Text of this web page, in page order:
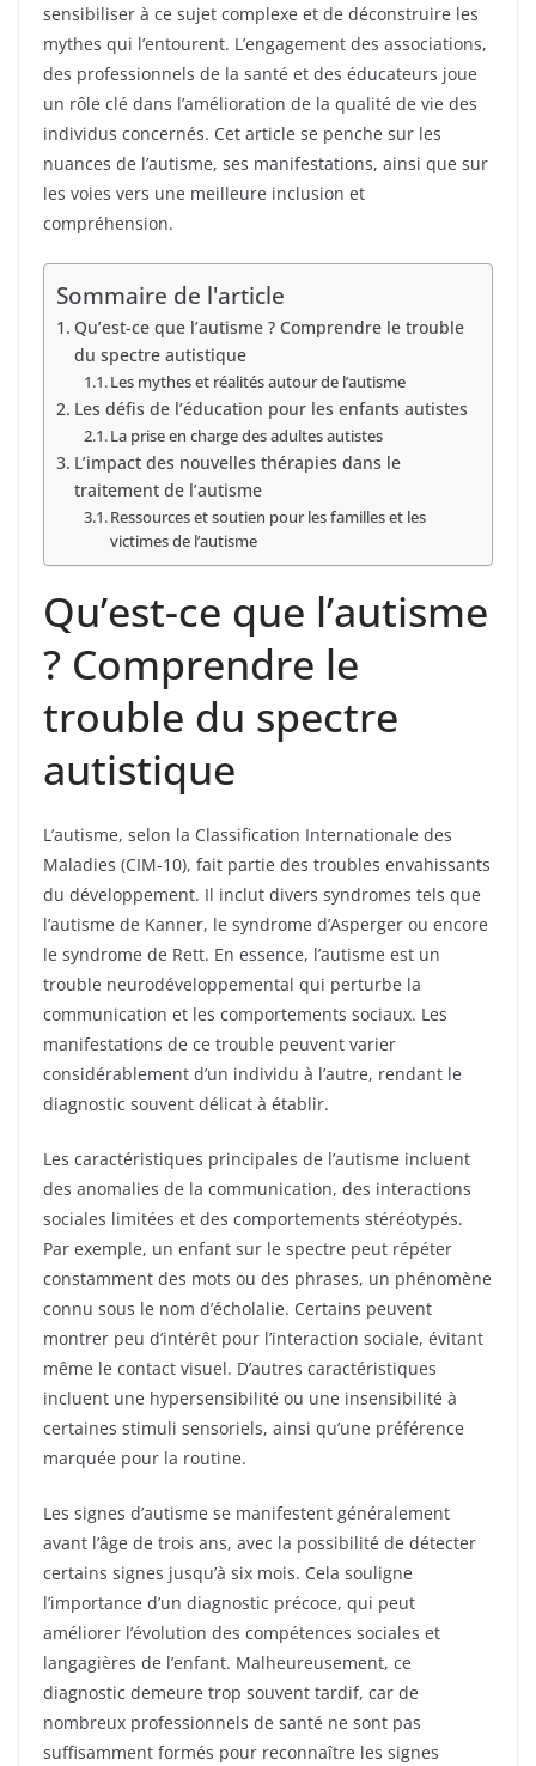
sensibiliser à ce sujet complexe et de déconstruire les
mythes qui l’entourent. L’engagement des associations,
des professionnels de la santé et des éducateurs joue
un rôle clé dans l’amélioration de la qualité de vie des
individus concernés. Cet article se penche sur les
nuances de l’autisme, ses manifestations, ainsi que sur
les voies vers une meilleure inclusion et
compréhension.
Sommaire de l'article
Qu’est-ce que l’autisme ? Comprendre le trouble
du spectre autistique
Les mythes et réalités autour de l’autisme
Les défis de l’éducation pour les enfants autistes
La prise en charge des adultes autistes
L’impact des nouvelles thérapies dans le
traitement de l’autisme
Ressources et soutien pour les familles et les
victimes de l’autisme
Qu’est-ce que l’autisme
? Comprendre le
trouble du spectre
autistique
L’autisme, selon la Classification Internationale des
Maladies (CIM-10), fait partie des troubles envahissants
du développement. Il inclut divers syndromes tels que
l’autisme de Kanner, le syndrome d’Asperger ou encore
le syndrome de Rett. En essence, l’autisme est un
trouble neurodéveloppemental qui perturbe la
communication et les comportements sociaux. Les
manifestations de ce trouble peuvent varier
considérablement d’un individu à l’autre, rendant le
diagnostic souvent délicat à établir.
Les caractéristiques principales de l’autisme incluent
des anomalies de la communication, des interactions
sociales limitées et des comportements stéréotypés.
Par exemple, un enfant sur le spectre peut répéter
constamment des mots ou des phrases, un phénomène
connu sous le nom d’écholalie. Certains peuvent
montrer peu d’intérêt pour l’interaction sociale, évitant
même le contact visuel. D’autres caractéristiques
incluent une hypersensibilité ou une insensibilité à
certaines stimuli sensoriels, ainsi qu’une préférence
marquée pour la routine.
Les signes d’autisme se manifestent généralement
avant l’âge de trois ans, avec la possibilité de détecter
certains signes jusqu’à six mois. Cela souligne
l’importance d’un diagnostic précoce, qui peut
améliorer l’évolution des compétences sociales et
langagières de l’enfant. Malheureusement, ce
diagnostic demeure trop souvent tardif, car de
nombreux professionnels de santé ne sont pas
suffisamment formés pour reconnaître les signes